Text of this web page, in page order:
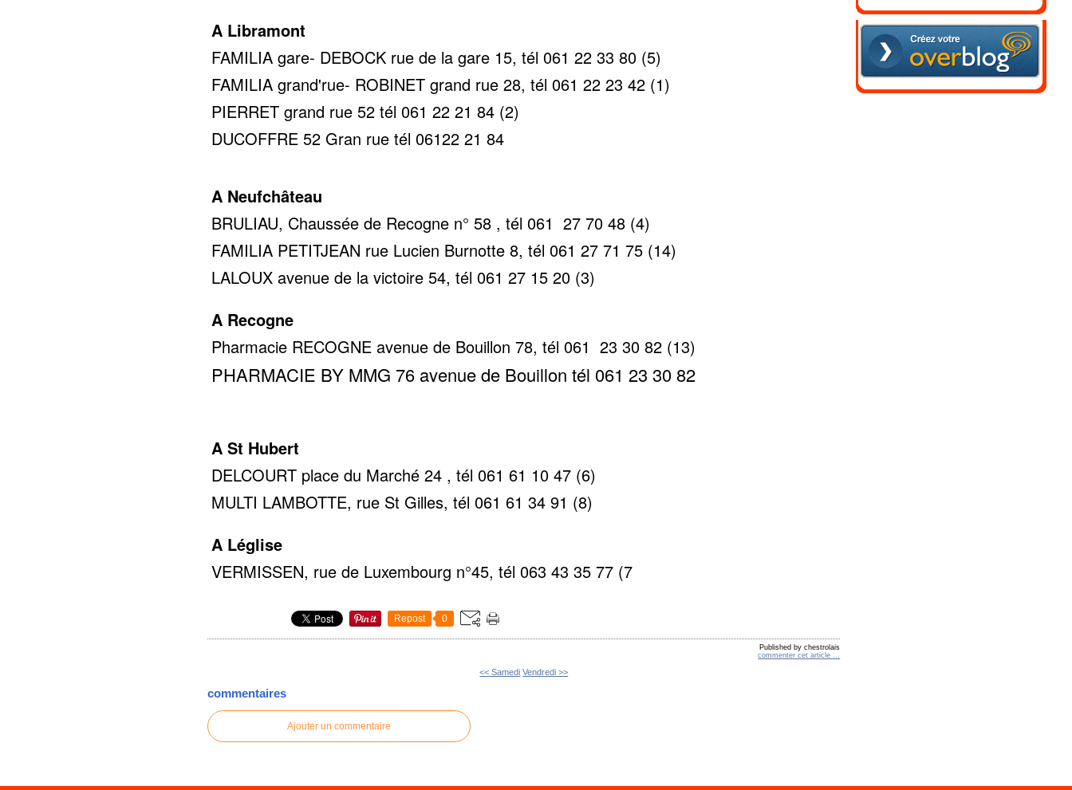
A Libramont
FAMILIA gare- DEBOCK rue de la gare 15, tél 061 22 33 80 (5)
FAMILIA grand'rue- ROBINET grand rue 28, tél 061 22 23 42 (1)
PIERRET grand rue 52 tél 061 22 21 84 (2)
DUCOFFRE 52 Gran rue tél 06122 21 84
A Neufchâteau
BRULIAU, Chaussée de Recogne n° 58 , tél 061 27 70 48 (4)
FAMILIA PETITJEAN rue Lucien Burnotte 8, tél 061 27 71 75 (14)
LALOUX avenue de la victoire 54, tél 061 27 15 20 (3)
A Recogne
Pharmacie RECOGNE avenue de Bouillon 78, tél 061 23 30 82 (13)
PHARMACIE BY MMG 76 avenue de Bouillon tél 061 23 30 82
A St Hubert
DELCOURT place du Marché 24 , tél 061 61 10 47 (6)
MULTI LAMBOTTE, rue St Gilles, tél 061 61 34 91 (8)
A Léglise
VERMISSEN, rue de Luxembourg n°45, tél 063 43 35 77 (7
Repost 0
Published by chestrolais
commenter cet article
<< Samedi Vendredi >>
commentaires
Ajouter un commentaire